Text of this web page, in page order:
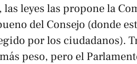
las leyes las propone la
del Consejo (donde
por los ciudadanos).
peso, pero el